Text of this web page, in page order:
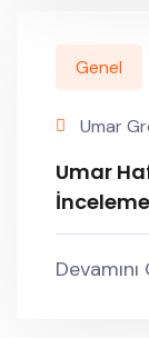
Genel
Umar
Umar
Devamını